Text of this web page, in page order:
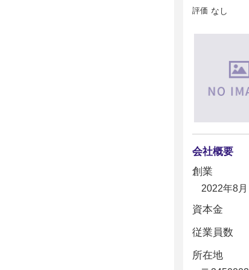
評価 なし
会社概要
創業
2022年8月
資本金
従業員数
所在地